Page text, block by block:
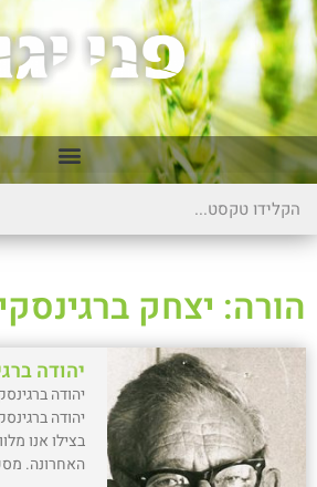
הורה: יצחק
יהודה
יהודה
יהודה
בצילו אנו
האחרונה.